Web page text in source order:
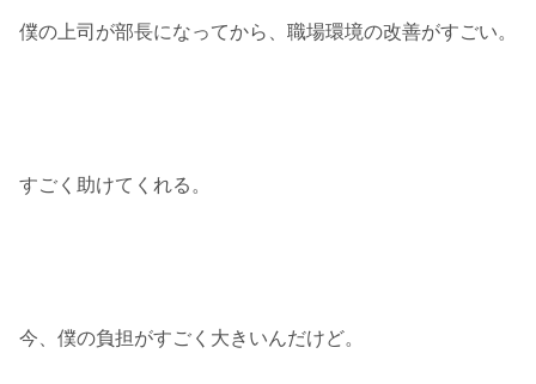
僕の上司が部長になってから、職場環境の改善がすごい。
すごく助けてくれる。
今、僕の負担がすごく大きいんだけど。